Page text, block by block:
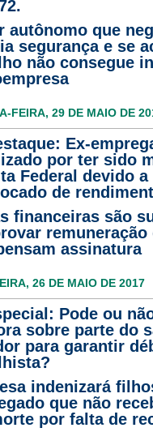
autônomo que
segurança e se
não consegue
FEIRA, 29 DE MAIO DE
Ex-
por ter sido
Federal devido
de
financeiras são
remuneração
assinatura
26 DE MAIO DE 2017
Pode ou
sobre parte do
para garantir
indenizará
que não
por falta de